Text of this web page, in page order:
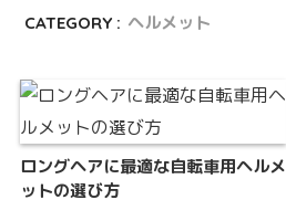
CATEGORY : ヘルメット
ロングヘアに最適な自転車用ヘルメ
ットの選び方